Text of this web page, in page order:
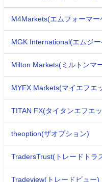
M4Markets(エムフォーマー
MGK International(エムジ
Milton Markets(ミルトンマ
MYFX Markets(マイエフエ
TITAN FX(タイタンエフエ
theoption(ザオプション)
TradersTrust(トレードトラ
Tradeview(トレードビュー)